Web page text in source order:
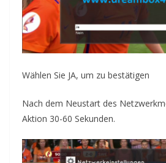
Wählen Sie JA, um zu bestätigen
Nach dem Neustart des
Aktion 30-60 Sekunden.